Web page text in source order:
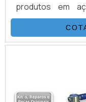
produtos em
hasteloy, seus
esfera, agulha,
e niple.
sistemas para g...